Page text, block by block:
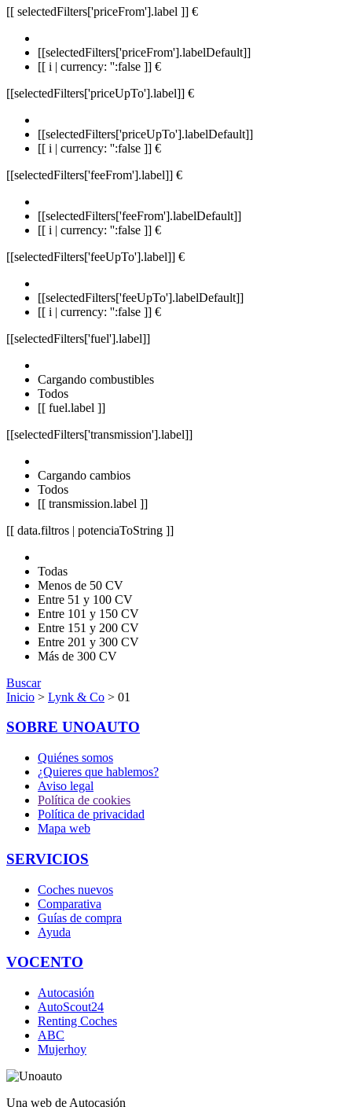
[[ selectedFilters['priceFrom'].label ]] €
[[selectedFilters['priceFrom'].labelDefault]]
[[ i | currency: '':false ]] €
[[selectedFilters['priceUpTo'].label]] €
[[selectedFilters['priceUpTo'].labelDefault]]
[[ i | currency: '':false ]] €
[[selectedFilters['feeFrom'].label]] €
[[selectedFilters['feeFrom'].labelDefault]]
[[ i | currency: '':false ]] €
[[selectedFilters['feeUpTo'].label]] €
[[selectedFilters['feeUpTo'].labelDefault]]
[[ i | currency: '':false ]] €
[[selectedFilters['fuel'].label]]
Cargando combustibles
Todos
[[ fuel.label ]]
[[selectedFilters['transmission'].label]]
Cargando cambios
Todos
[[ transmission.label ]]
[[ data.filtros | potenciaToString ]]
Todas
Menos de 50 CV
Entre 51 y 100 CV
Entre 101 y 150 CV
Entre 151 y 200 CV
Entre 201 y 300 CV
Más de 300 CV
Buscar
Inicio > Lynk & Co > 01
SOBRE UNOAUTO
Quiénes somos
¿Quieres que hablemos?
Aviso legal
Política de cookies
Política de privacidad
Mapa web
SERVICIOS
Coches nuevos
Comparativa
Guías de compra
Ayuda
VOCENTO
Autocasión
AutoScout24
Renting Coches
ABC
Mujerhoy
Una web de Autocasión